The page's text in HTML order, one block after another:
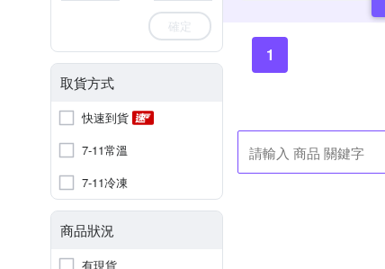
確定
取貨方式
快速到貨
7-11常溫
7-11冷凍
商品狀況
有現貨
1